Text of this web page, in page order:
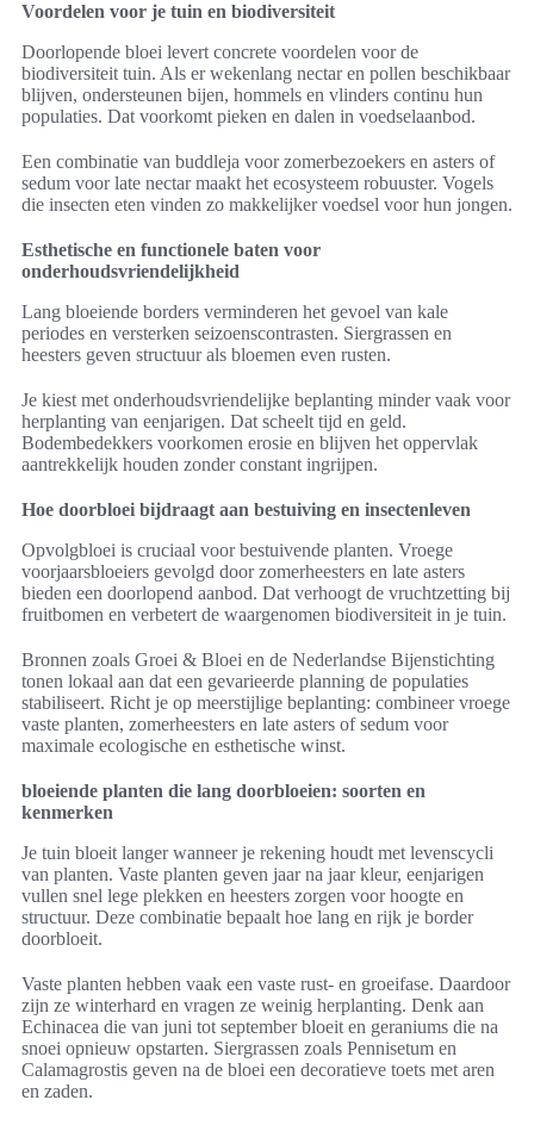
Voordelen voor je tuin en biodiversiteit
Doorlopende bloei levert concrete voordelen voor de
biodiversiteit tuin. Als er wekenlang nectar en pollen beschikbaar
blijven, ondersteunen bijen, hommels en vlinders continu hun
populaties. Dat voorkomt pieken en dalen in voedselaanbod.
Een combinatie van buddleja voor zomerbezoekers en asters of
sedum voor late nectar maakt het ecosysteem robuuster. Vogels
die insecten eten vinden zo makkelijker voedsel voor hun jongen.
Esthetische en functionele baten voor
onderhoudsvriendelijkheid
Lang bloeiende borders verminderen het gevoel van kale
periodes en versterken seizoenscontrasten. Siergrassen en
heesters geven structuur als bloemen even rusten.
Je kiest met onderhoudsvriendelijke beplanting minder vaak voor
herplanting van eenjarigen. Dat scheelt tijd en geld.
Bodembedekkers voorkomen erosie en blijven het oppervlak
aantrekkelijk houden zonder constant ingrijpen.
Hoe doorbloei bijdraagt aan bestuiving en insectenleven
Opvolgbloei is cruciaal voor bestuivende planten. Vroege
voorjaarsbloeiers gevolgd door zomerheesters en late asters
bieden een doorlopend aanbod. Dat verhoogt de vruchtzetting bij
fruitbomen en verbetert de waargenomen biodiversiteit in je tuin.
Bronnen zoals Groei & Bloei en de Nederlandse Bijenstichting
tonen lokaal aan dat een gevarieerde planning de populaties
stabiliseert. Richt je op meerstijlige beplanting: combineer vroege
vaste planten, zomerheesters en late asters of sedum voor
maximale ecologische en esthetische winst.
bloeiende planten die lang doorbloeien: soorten en
kenmerken
Je tuin bloeit langer wanneer je rekening houdt met levenscycli
van planten. Vaste planten geven jaar na jaar kleur, eenjarigen
vullen snel lege plekken en heesters zorgen voor hoogte en
structuur. Deze combinatie bepaalt hoe lang en rijk je border
doorbloeit.
Vaste planten hebben vaak een vaste rust- en groeifase. Daardoor
zijn ze winterhard en vragen ze weinig herplanting. Denk aan
Echinacea die van juni tot september bloeit en geraniums die na
snoei opnieuw opstarten. Siergrassen zoals Pennisetum en
Calamagrostis geven na de bloei een decoratieve toets met aren
en zaden.